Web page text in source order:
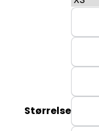
Størrelse